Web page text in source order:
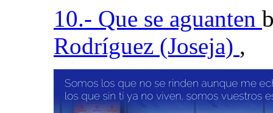
10.- Que se aguanten
Rodríguez (Joseja) ,